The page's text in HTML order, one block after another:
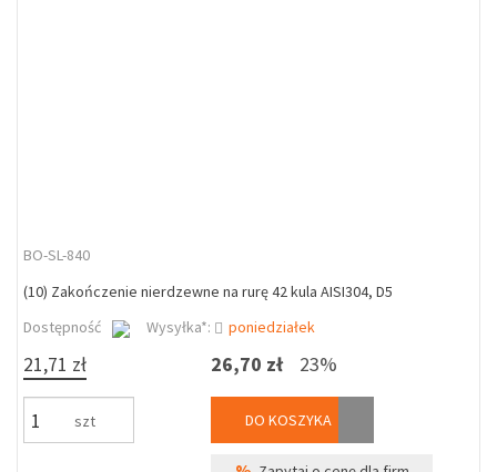
BO-SL-840
(10) Zakończenie nierdzewne na rurę 42 kula AISI304, D5
Dostępność
Wysyłka*: poniedziałek
21,71 zł
szt
26,70 zł 23%
DO KOSZYKA